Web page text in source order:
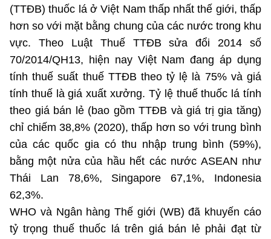
(TTĐB) thuốc lá ở Việt Nam thấp nhất thế giới, thấp
hơn so với mặt bằng chung của các nước trong khu
vực. Theo Luật Thuế TTĐB sửa đổi 2014 số
70/2014/QH13, hiện nay Việt Nam đang áp dụng
tính thuế suất thuế TTĐB theo tỷ lệ là 75% và giá
tính thuế là giá xuất xưởng. Tỷ lệ thuế thuốc lá tính
theo giá bán lẻ (bao gồm TTĐB và giá trị gia tăng)
chỉ chiếm 38,8% (2020), thấp hơn so với trung bình
của các quốc gia có thu nhập trung bình (59%),
bằng một nửa của hầu hết các nước ASEAN như
Thái Lan 78,6%, Singapore 67,1%, Indonesia
62,3%.
WHO và Ngân hàng Thế giới (WB) đã khuyến cáo
tỷ trọng thuế thuốc lá trên giá bán lẻ phải đạt từ